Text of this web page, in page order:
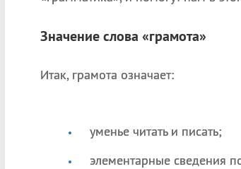
Значение слова «грамота»
Итак, грамота означает:
уменье читать и писать;
элементарные сведения